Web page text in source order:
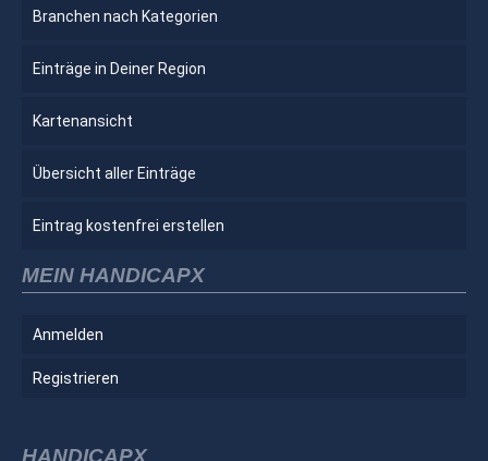
Branchen nach Kategorien
Einträge in Deiner Region
Kartenansicht
Übersicht aller Einträge
Eintrag kostenfrei erstellen
MEIN HANDICAPX
Anmelden
Registrieren
HANDICAPX